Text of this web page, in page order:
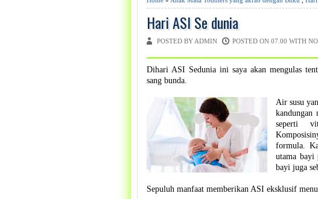
Hari ASI Se dunia
POSTED BY ADMIN POSTED ON 07.00 WITH
Dihari ASI Sedunia ini saya akan mengulas
sang bunda.
Air susu
kandungan
seperti
formula.
utama bayi
bayi juga
Sepuluh manfaat memberikan ASI eksklusif